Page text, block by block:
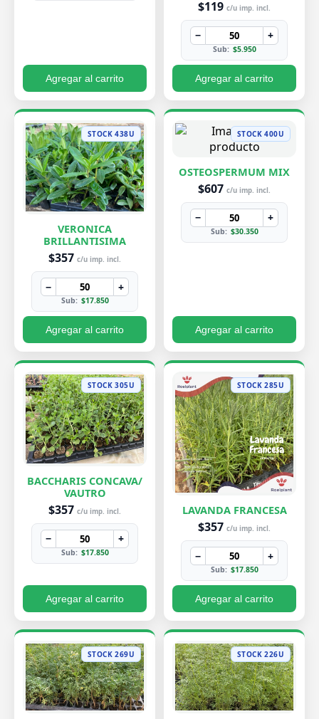
Agregar al carrito
$119 c/u imp. incl.
− +
Sub: $5.950
Agregar al carrito
STOCK 438U
VERONICA
BRILLANTISIMA
$357 c/u imp. incl.
− +
Sub: $17.850
Agregar al carrito
STOCK 400U
OSTEOSPERMUM MIX
$607 c/u imp. incl.
− +
Sub: $30.350
Agregar al carrito
STOCK 305U
BACCHARIS CONCAVA/
VAUTRO
$357 c/u imp. incl.
− +
Sub: $17.850
Agregar al carrito
STOCK 285U
LAVANDA FRANCESA
$357 c/u imp. incl.
− +
Sub: $17.850
Agregar al carrito
STOCK 269U STOCK 226U